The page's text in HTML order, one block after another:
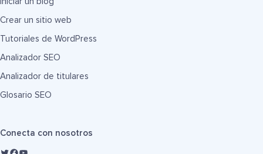
Crear un sitio web
Tutoriales de WordPress
Analizador SEO
Analizador de titulares
Glosario SEO
Conecta con nosotros